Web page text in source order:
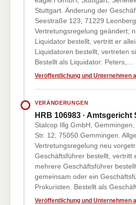
Stuttgart. Änderung der
Seestraße 123, 71229
Vertretungsregelung geändert;
Liquidator bestellt, vertritt er
Liquidatoren bestellt, vertreten
Bestellt als Liquidator: Peters,…
Veröffentlichung und Unternehmen
VERÄNDERUNGEN
HRB 106983 · Amtsgericht
Stalcop Illg GmbH,
Str. 12, 75050 Gemmingen.
Vertretungsregelung neu
Geschäftsführer bestellt, vertritt
mehrere Geschäftsführer
gemeinsam oder ein
Prokuristen. Bestellt als
Veröffentlichung und Unternehmen